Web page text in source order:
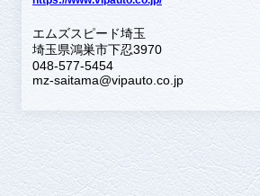
エムズスピード埼玉
埼玉県鴻巣市下忍3970
048-577-5454
mz-saitama@vipauto.co.jp